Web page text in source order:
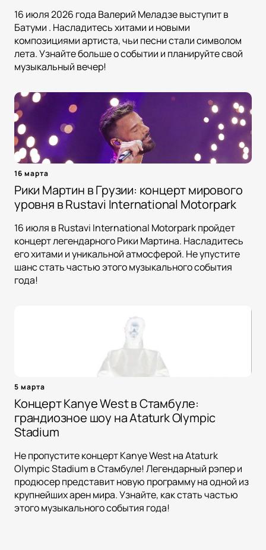
16 июля 2026 года Валерий Меладзе выступит в
Батуми . Насладитесь хитами и новыми
композициями артиста, чьи песни стали символом
лета. Узнайте больше о событии и планируйте свой
музыкальный вечер!
16 марта
Рики Мартин в Грузии: концерт мирового
уровня в Rustavi International Motorpark
16 июля в Rustavi International Motorpark пройдет
концерт легендарного Рики Мартина. Насладитесь
его хитами и уникальной атмосферой. Не упустите
шанс стать частью этого музыкального события
года!
5 марта
Концерт Kanye West в Стамбуле:
грандиозное шоу на Ataturk Olympic
Stadium
Не пропустите концерт Kanye West на Ataturk
Olympic Stadium в Стамбуле! Легендарный рэпер и
продюсер представит новую программу на одной из
крупнейших арен мира. Узнайте, как стать частью
этого музыкального события года!